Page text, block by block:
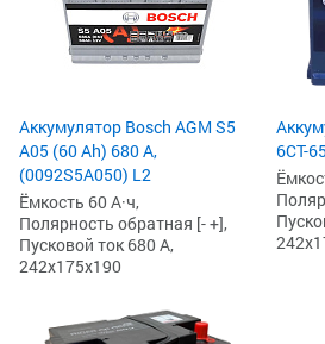
Аккумулятор Bosch AGM S5
A05 (60 Ah) 680 А,
(0092S5A050) L2
Ёмкость 60 А·ч,
Полярность обратная [- +],
Пусковой ток 680 А,
242x175x190
6СТ-